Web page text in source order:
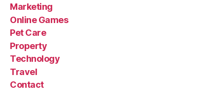
Marketing
Online Games
Pet Care
Property
Technology
Travel
Contact